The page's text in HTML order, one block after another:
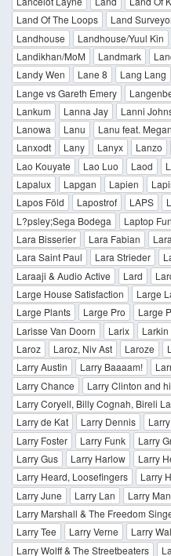
Land Of The Loops
Land
Landhouse
Landhouse/Yuul Kin
Landikhan/MoM
Landmark
Landy Wen
Lane 8 Lang Lang
Lange vs Gareth Emery
Lankum
Lanna Jay Lanni
Lanowa
Lanu Lanu feat.
Lanxodt
Lany Lanyx Lanzo
Lao Kouyate
Lao Luo Laod
Lapalux
Lapgan Lapien
Lapos Föld
Lapostrof LAPS
L?psley;Sega Bodega
Laptop
Lara Bisserier
Lara Fabian
Lara Saint Paul
Lara Strieder
Laraaji & Audio Active
Lard
Large House Satisfaction
Large
Large Plants
Large Pro Large
Larisse Van Doorn
Larix Larkin
Laroz
Laroz, Niv Ast Laroze
Larry Austin
Larry Baaaam!
Larry Chance
Larry Clinton and
Larry Coryell, Billy Cognah, Bireli
Larry de Kat
Larry Dennis
Larry Foster
Larry Funk
Larry
Larry Gus
Larry Harlow Larry
Larry Heard, Loosefingers
Larry
Larry June
Larry Lan Larry
Larry Marshall & The Freedom
Larry Tee
Larry Verne Larry
Larry Wolff & The Streetbeaters